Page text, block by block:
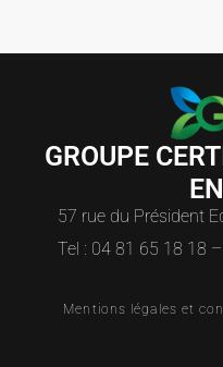
GROUPE
57 rue du Président
Tel : 04 81 65 18 18
Mentions légales et